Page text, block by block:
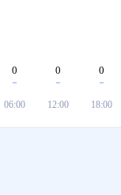
0
06:00
0
12:00
0
18:00